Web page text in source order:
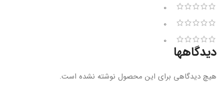
0
0
0
دیدگاهها
هیچ دیدگاهی برای این محصول نوشته نشده است.